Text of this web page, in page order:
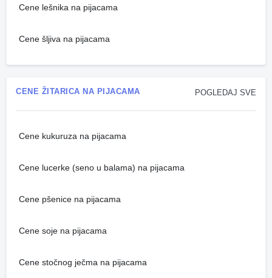
Cene lešnika na pijacama
Cene šljiva na pijacama
POGLEDAJ SVE
CENE ŽITARICA NA PIJACAMA
Cene kukuruza na pijacama
Cene lucerke (seno u balama) na pijacama
Cene pšenice na pijacama
Cene soje na pijacama
Cene stočnog ječma na pijacama